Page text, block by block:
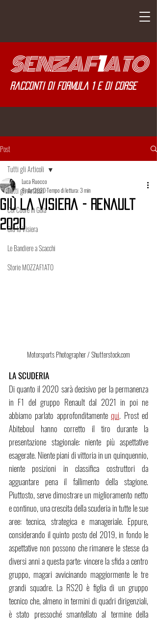
SENZAF1ATO
Racconti di Formula 1 e di corse
Post
Tutti gli Articoli
Col Cuore in Gola
Giù la Visiera
Le Bandiere a Scacchi
Storie MOZZAF1ATO
Tutti gli Articoli
Giù la Visiera - Renault
2020
Luca Ruocco
9 mar 2020Tempo di lettura: 3 min
Motorsports Photographer / Shutterstock.com
LA SCUDERIA
Di quanto il 2020 sarà decisivo per la permanenza
in F1 del gruppo Renault dal 2021 in poi ne
abbiamo parlato approfonditamente qui. Prost ed
Abiteboul hanno corretto il tiro durante la
presentazione stagionale: niente più aspettative
esagerate. Niente piani di vittoria in un quinquennio,
niente posizioni in classifica costruttori da
agguantare pena il fallimento della stagione.
Piuttosto, serve dimostrare un miglioramento netto
e continuo, una crescita della scuderia in tutte le sue
aree: tecnica, strategica e manageriale. Eppure,
considerando il quinto posto del 2019, in fondo le
aspettative non possono che rimanere le stesse da
diversi anni a questa parte: vincere la sfida a centro
gruppo, magari avvicinando maggiormente le tre
grandi squadre. La RS20 è figlia di un gruppo
tecnico che, almeno in termini di quadri dirigenziali,
è stato pressoché smantellato al termine della